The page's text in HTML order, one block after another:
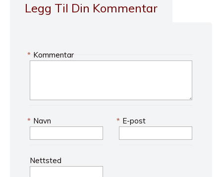
Legg Til Din Kommentar
Kommentar
*
Navn
* E-post
*
Nettsted